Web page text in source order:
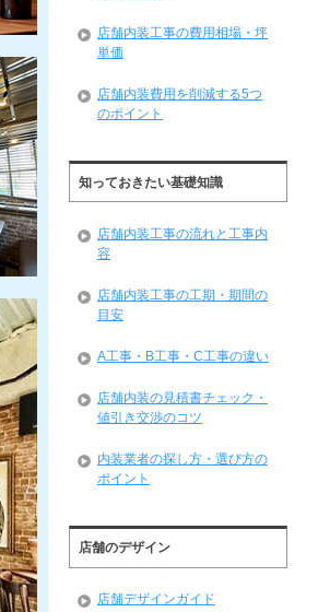
店舗内装工事の費用相場・坪
単価
店舗内装費用を削減する5つ
のポイント
知っておきたい基礎知識
店舗内装工事の流れと工事内
容
店舗内装工事の工期・期間の
目安
A工事・B工事・C工事の違い
店舗内装の見積書チェック・
値引き交渉のコツ
内装業者の探し方・選び方の
ポイント
店舗のデザイン
店舗デザインガイド